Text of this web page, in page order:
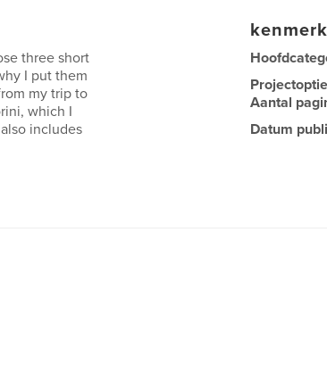
three short
I put them
my trip to
which I
includes
Aantal
Datum